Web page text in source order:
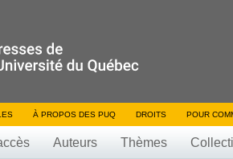
À PROPOS DES PUQ DROITS POUR
Auteurs Thèmes